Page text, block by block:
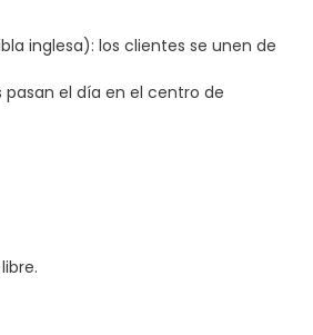
inglesa): los clientes se unen de
pasan el día en el centro de